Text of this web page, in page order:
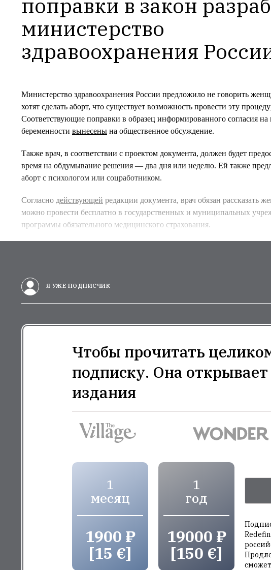
поправки в закон
министерство
здравоохранения
Министерство здравоохранения России предложило не говорить
хотят сделать аборт, что существует возможность провести эту
Соответствующие поправки в образец информированного согласия
беременности вынесены на общественное обсуждение.
Также врач, в соответствии с проектом документа, должен будет
время на обдумывание решения — два дня или неделю. Ей также
аборт с психологом или соцработником.
Согласно действующей редакции документа, врач обязан рассказать
можно провести бесплатно в государственных и муниципальных
программы обязательного медицинского страхования.
Я УЖЕ ПОДПИСЧИК
Чтобы прочитать
подписку. Она открывает
издания
1
месяц
1900 ₽
[15 €]
1
год
19000 ₽
[150 €]